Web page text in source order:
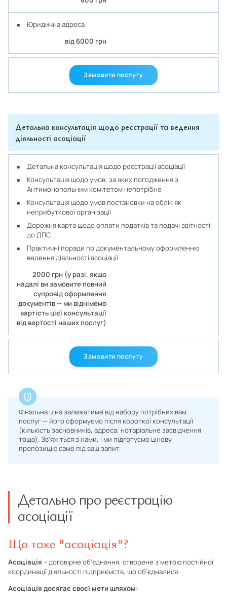
Юридична адреса
від 6000 грн
Замовити послугу
Детальна консультація щодо реєстрації та ведення
діяльності асоціації
Детальна консультація щодо реєстрації асоціації
Консультація щодо умов, за яких погодження з
Антимонопольним комітетом непотрібне
Консультація щодо умов постановки на облік як
неприбуткової організації
Дорожня карта щодо оплати податків та подачі звітності
до ДПС
Практичні поради по документальному оформленню
ведення діяльності асоціації
2000 грн (у разі, якщо
надалі ви замовите повний
супровід оформлення
документів — ми віднімемо
вартість цієї консультації
від вартості наших послуг)
Замовити послугу
Фінальна ціна залежатиме від набору потрібних вам
послуг — його сформуємо після короткої консультації
(кількість засновників, адреса, нотаріальне засвідчення
тощо). Зв’яжіться з нами, і ми підготуємо цінову
пропозицію саме під ваш запит.
Детально про реєстрацію
асоціації
Що таке "асоціація"?
Асоціація – договірне об'єднання, створене з метою постійної
координації діяльності підприємств, що об'єдналися.
Асоціація досягає своєї мети шляхом: